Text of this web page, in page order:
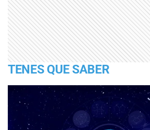
TENES QUE SABER